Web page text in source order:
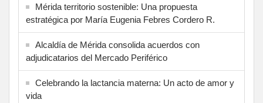
Mérida territorio sostenible: Una propuesta
estratégica por María Eugenia Febres Cordero R.
Alcaldía de Mérida consolida acuerdos con
adjudicatarios del Mercado Periférico
Celebrando la lactancia materna: Un acto de amor y
vida